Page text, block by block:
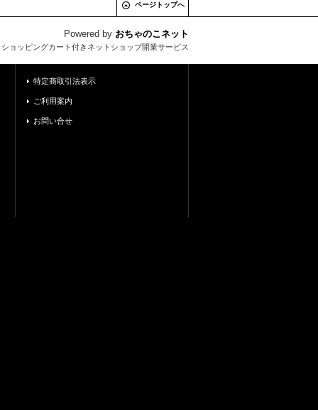
ページトップへ
Powered by おちゃのこネット
ョッピングカート付きネットショップ開業サービス
特定商取引法表示
ご利用案内
お問い合せ